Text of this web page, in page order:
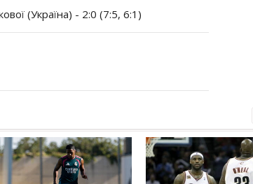
(Україна) - 2:0 (7:5, 6:1)